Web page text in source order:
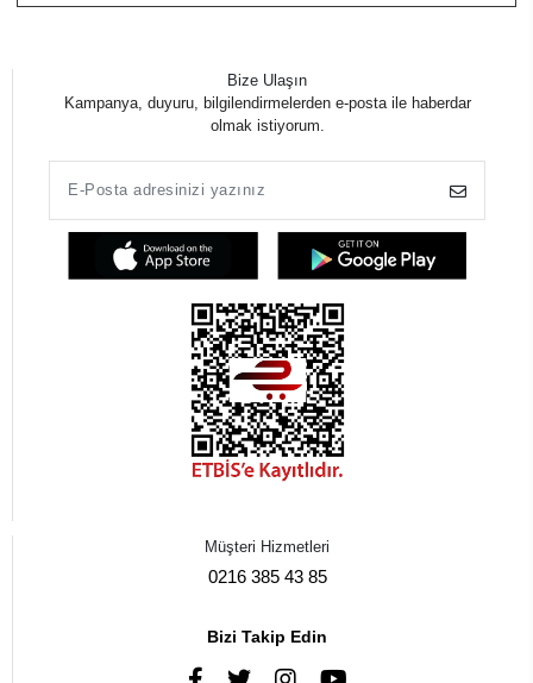
Bize Ulaşın
Kampanya, duyuru, bilgilendirmelerden e-posta ile haberdar
olmak istiyorum.
Müşteri Hizmetleri
0216 385 43 85
Bizi Takip Edin